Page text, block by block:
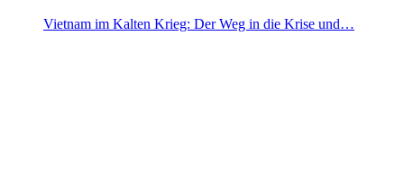
Vietnam im Kalten Krieg: Der Weg in die Krise und…